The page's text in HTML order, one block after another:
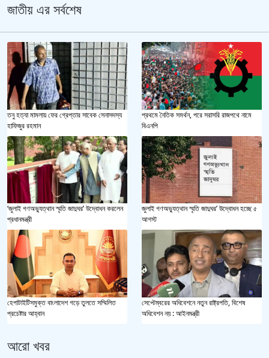
জাতীয় এর সর্বশেষ
তনু হত্যা মামলায় ফের গ্রেপ্তার সাবেক সেনাসদস্য
হাফিজুর রহমান
প্রথমে নৈতিক সমর্থন, পরে সরাসরি রাজপথে নামে
বিএনপি
‘জুলাই গণঅভ্যুত্থান স্মৃতি জাদুঘর’ উদ্বোধন করলেন
প্রধানমন্ত্রী
জুলাই গণঅভ্যুত্থান স্মৃতি জাদুঘর’ উদ্বোধন হচ্ছে ৫
আগস্ট
হেপাটাইটিসমুক্ত বাংলাদেশ গড়ে তুলতে সম্মিলিত
প্রচেষ্টার আহ্বান
সেপ্টেম্বরের অধিবেশনে নতুন রাষ্ট্রপতি, বিশেষ
অধিবেশন নয় : আইনমন্ত্রী
আরো খবর